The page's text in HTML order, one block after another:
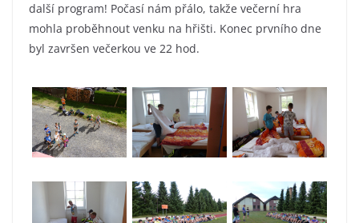
další program! Počasí nám přálo, takže večerní hra
mohla proběhnout venku na hřišti. Konec prvního dne
byl završen večerkou ve 22 hod.